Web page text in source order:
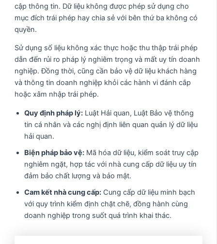
cập thông tin. Dữ liệu không được phép sử dụng cho
mục đích trái phép hay chia sẻ với bên thứ ba không có
quyền.
Sử dụng số liệu không xác thực hoặc thu thập trái phép
dẫn đến rủi ro pháp lý nghiêm trọng và mất uy tín doanh
nghiệp. Đồng thời, cũng cần bảo vệ dữ liệu khách hàng
và thông tin doanh nghiệp khỏi các hành vi đánh cắp
hoặc xâm nhập trái phép.
Quy định pháp lý: Luật Hải quan, Luật Bảo vệ thông
tin cá nhân và các nghị định liên quan quản lý dữ liệu
hải quan.
Biện pháp bảo vệ: Mã hóa dữ liệu, kiểm soát truy cập
nghiêm ngặt, hợp tác với nhà cung cấp dữ liệu uy tín
đảm bảo chất lượng và bảo mật.
Cam kết nhà cung cấp: Cung cấp dữ liệu minh bạch
với quy trình kiểm định chặt chẽ, đồng hành cùng
doanh nghiệp trong suốt quá trình khai thác.